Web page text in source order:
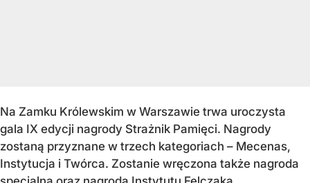
Na Zamku Królewskim w Warszawie trwa uroczysta
gala IX edycji nagrody Strażnik Pamięci. Nagrody
zostaną przyznane w trzech kategoriach – Mecenas,
Instytucja i Twórca. Zostanie wręczona także nagroda